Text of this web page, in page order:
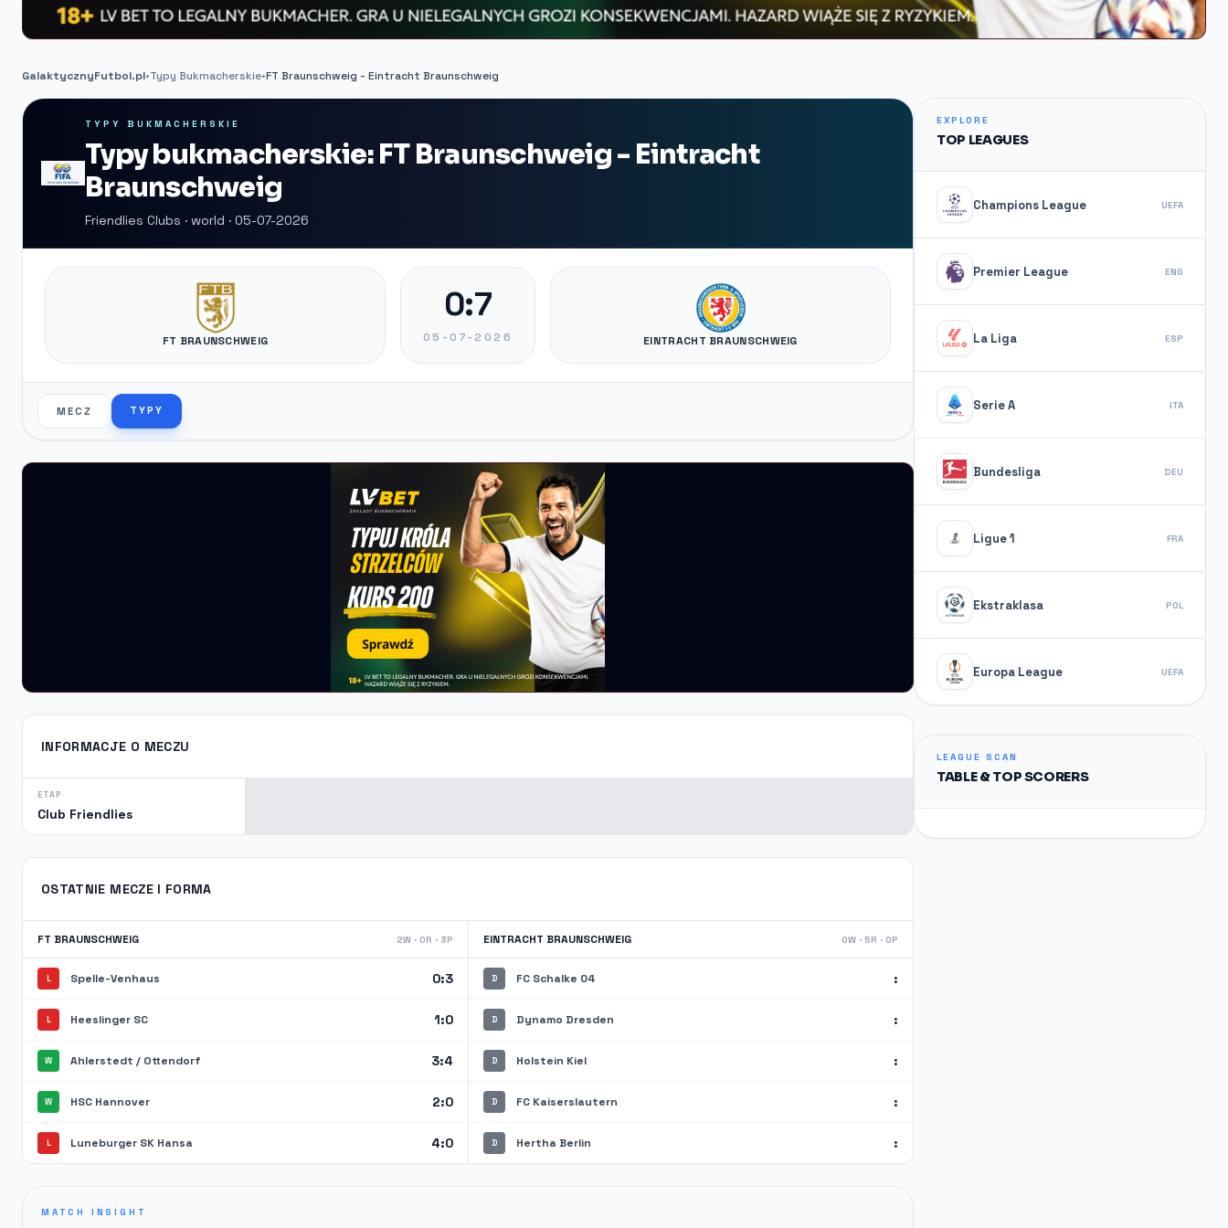
GalaktycznyFutbol.pl•Typy Bukmacherskie•FT Braunschweig - Eintracht Braunschweig
TYPY BUKMACHERSKIE
Typy bukmacherskie: FT Braunschweig - Eintracht
Braunschweig
Friendlies Clubs · world · 05-07-2026
FT BRAUNSCHWEIG
0:7
05-07-2026 EINTRACHT BRAUNSCHWEIG
MECZ TYPY
INFORMACJE O MECZU
ETAP
Club Friendlies
OSTATNIE MECZE I FORMA
FT BRAUNSCHWEIG 2W · 0R · 3P
L Spelle-Venhaus 0:3
L Heeslinger SC 1:0
W Ahlerstedt / Ottendorf 3:4
W HSC Hannover 2:0
L Luneburger SK Hansa 4:0
EINTRACHT BRAUNSCHWEIG 0W · 5R · 0P
D FC Schalke 04 :
D Dynamo Dresden :
D Holstein Kiel :
D FC Kaiserslautern :
D Hertha Berlin :
MATCH INSIGHT
EXPLORE
TOP LEAGUES
Champions League UEFA
Premier League ENG
La Liga ESP
Serie A ITA
Bundesliga DEU
Ligue 1 FRA
Ekstraklasa POL
Europa League UEFA
LEAGUE SCAN
TABLE & TOP SCORERS